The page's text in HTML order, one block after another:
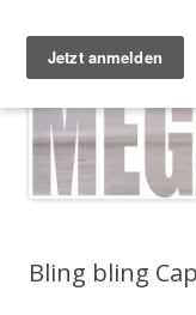
Megabambi
Bling bling Cap